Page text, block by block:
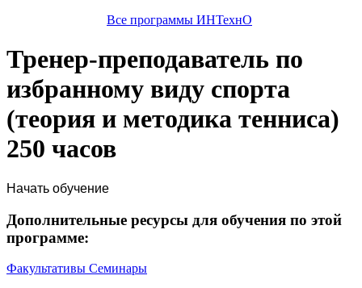
Все программы ИНТехнО
Тренер-преподаватель по
избранному виду спорта
(теория и методика тенниса)
250 часов
Начать обучение
Дополнительные ресурсы для обучения по этой
программе:
Факультативы Семинары